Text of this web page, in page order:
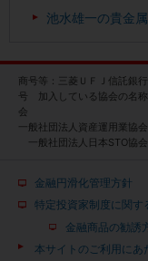
池水雄一の貴金
商号等：三菱ＵＦＪ信託銀
号 加入している協会の名
会
一般社団法人資産運用業協会
一般社団法人日本STO協会
金融円滑化管理方針
特定投資家制度に関す
金融商品の勧誘
本サイトのご利用にあ